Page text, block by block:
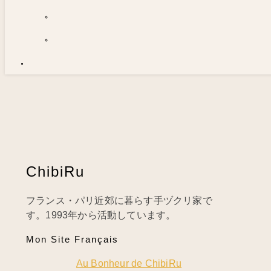
ChibiRu
フランス・パリ近郊に暮らす手ヅクリ家で
す。1993年から活動しています。
Mon Site Français
Au Bonheur de ChibiRu